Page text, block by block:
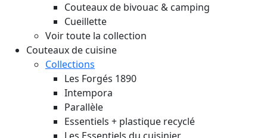
Couteaux de bivouac & camping
Cueillette
Voir toute la collection
Couteaux de cuisine
Collections
Les Forgés 1890
Intempora
Parallèle
Essentiels + plastique recyclé